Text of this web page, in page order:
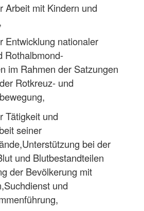
Arbeit mit Kindern und
Entwicklung nationaler
Rothalbmond-
im Rahmen der Satzungen
Rotkreuz- und
Tätigkeit und
seiner
bei der
und Blutbestandteilen
der Bevölkerung mit
und